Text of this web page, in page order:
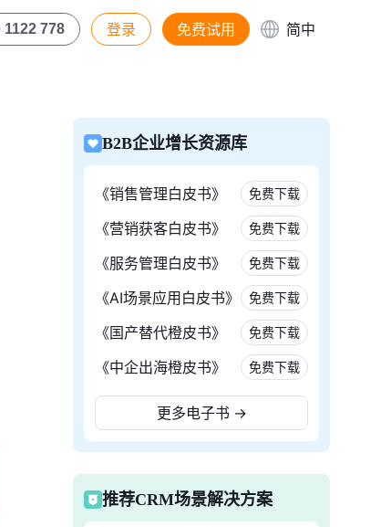
1122 778 登录 免费试用 简中
B2B企业增长资源库
《销售管理白皮书》 免费下载
《营销获客白皮书》 免费下载
《服务管理白皮书》 免费下载
《AI场景应用白皮书》 免费下载
《国产替代橙皮书》 免费下载
《中企出海橙皮书》 免费下载
更多电子书 →
推荐CRM场景解决方案